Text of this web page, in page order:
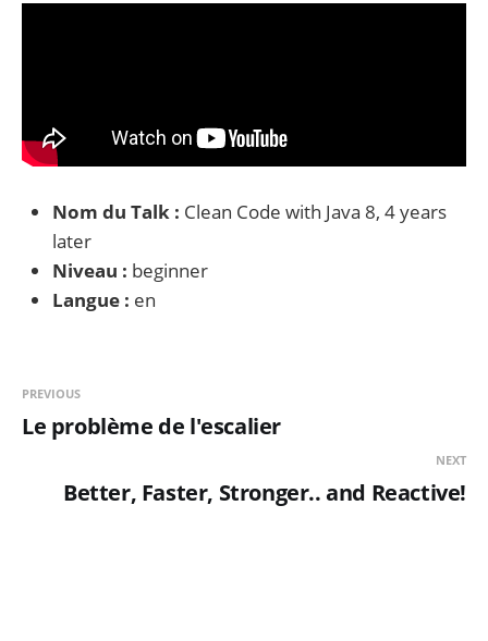
Nom du Talk : Clean Code with Java 8, 4 years
later
Niveau : beginner
Langue : en
PREVIOUS
Le problème de l'escalier
NEXT
Better, Faster, Stronger.. and Reactive!